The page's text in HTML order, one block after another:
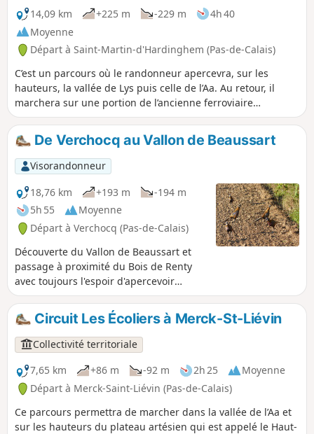
14,09 km
+225 m -229 m
4h 40
Moyenne
Départ à Saint-Martin-d'Hardinghem (Pas-de-Calais)
C’est un parcours où le randonneur apercevra, sur les
hauteurs, la vallée de Lys puis celle de l’Aa. Au retour, il
marchera sur une portion de l’ancienne ferroviaire
Calais/Anvin. C’est un sentier balisé de la Communauté
d’Agglomération du Pays de Saint-Omer.
De Verchocq au Vallon de Beaussart
Visorandonneur
18,76 km
+193 m
-194 m
5h 55
Moyenne
Départ à Verchocq (Pas-de-Calais)
Découverte du Vallon de Beaussart et
passage à proximité du Bois de Renty
avec toujours l'espoir d'apercevoir
quelques animaux : uniquement
quelques faisans vénérés ce 16 octobre
mais ils se laissent pratiquement
caresser. Un régal pour les sportifs
armés ! Pratiquement pas de routes sur
ce circuit.
Circuit Les Écoliers à Merck-St-Liévin
Collectivité territoriale
7,65 km
+86 m -92 m 2h 25
Moyenne
Départ à Merck-Saint-Liévin (Pas-de-Calais)
Ce parcours permettra de marcher dans la vallée de l’Aa et
sur les hauteurs du plateau artésien qui est appelé le Haut-